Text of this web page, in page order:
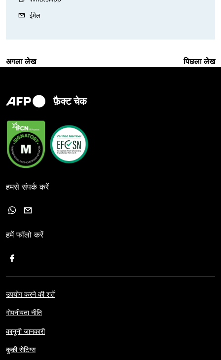
ईमेल
अगला लेख पिछला लेख
फ़ैक्ट चेक
हमसे संपर्क करें
हमें फॉलो करें
उपयोग करने की शर्तें
गोपनीयता नीति
कानूनी जानकारी
कुकी सेटिंग्स